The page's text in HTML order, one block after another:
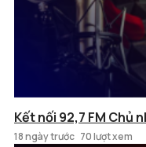
Kết nối 92,7 FM Chủ
18 ngày trước 70 lượt xem